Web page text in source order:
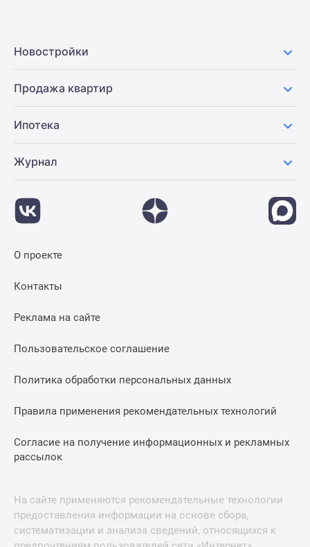
Новостройки
Продажа квартир
Ипотека
Журнал
О проекте
Контакты
Реклама на сайте
Пользовательское соглашение
Политика обработки персональных данных
Правила применения рекомендательных технологий
Согласие на получение информационных и рекламных
рассылок
На сайте применяются рекомендательные технологии
предоставления информации на основе сбора,
систематизации и анализа сведений, относящихся к